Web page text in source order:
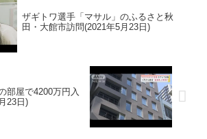
ザギトワ選手「マサル」のふるさと秋
田・大館市訪問(2021年5月23日)
部屋で4200万円入
23日)